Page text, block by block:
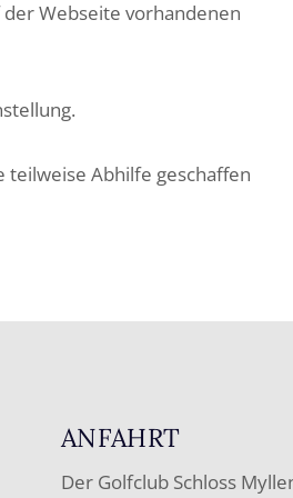
Webseite vorhandenen
teilweise Abhilfe geschaffen
ANFAHRT
Der Golfclub Schloss